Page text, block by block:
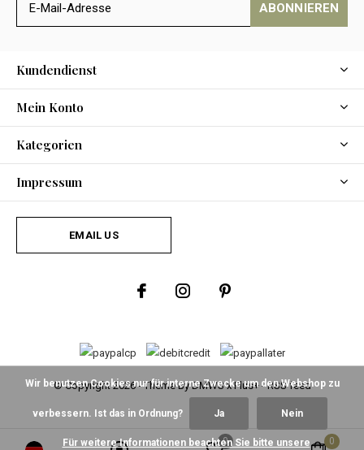
ABONNIEREN
Kundendienst
Mein Konto
Kategorien
Impressum
EMAIL US
© Copyright2026- Theme ByDMWSxPlus+-RSS feed
0 0
Wir benutzen Cookies nur für interne Zwecke um den Webshop zu
verbessern. Ist das in Ordnung? Ja Nein
Für weitere Informationen beachten Sie bitte unsere